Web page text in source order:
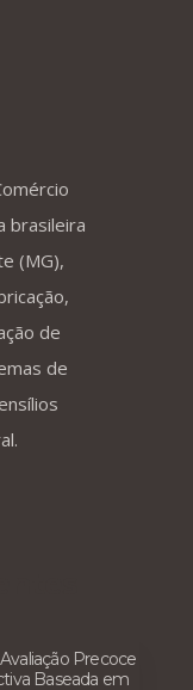
brasileira
(MG),
de
de
Precoce
Baseada em